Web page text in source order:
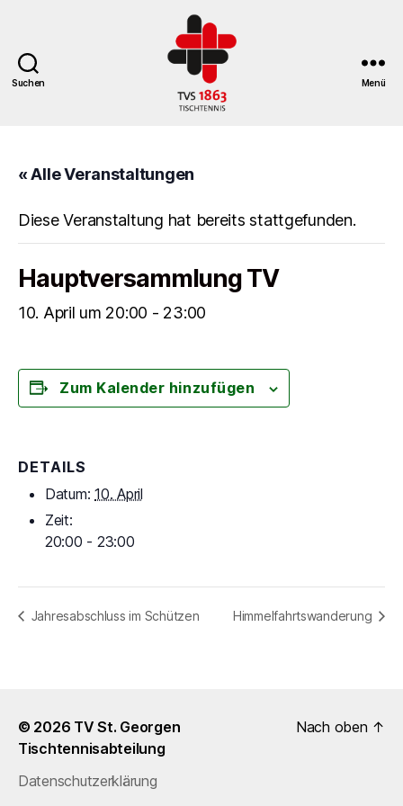
Suchen Menü
« Alle Veranstaltungen
Diese Veranstaltung hat bereits stattgefunden.
Hauptversammlung TV
10. April um 20:00 - 23:00
Zum Kalender hinzufügen
DETAILS
Datum: 10. April
Zeit:
20:00 - 23:00
Jahresabschluss im Schützen Himmelfahrtswanderung
© 2026 TV St. Georgen
Tischtennisabteilung
Datenschutzerklärung
Nach oben ↑